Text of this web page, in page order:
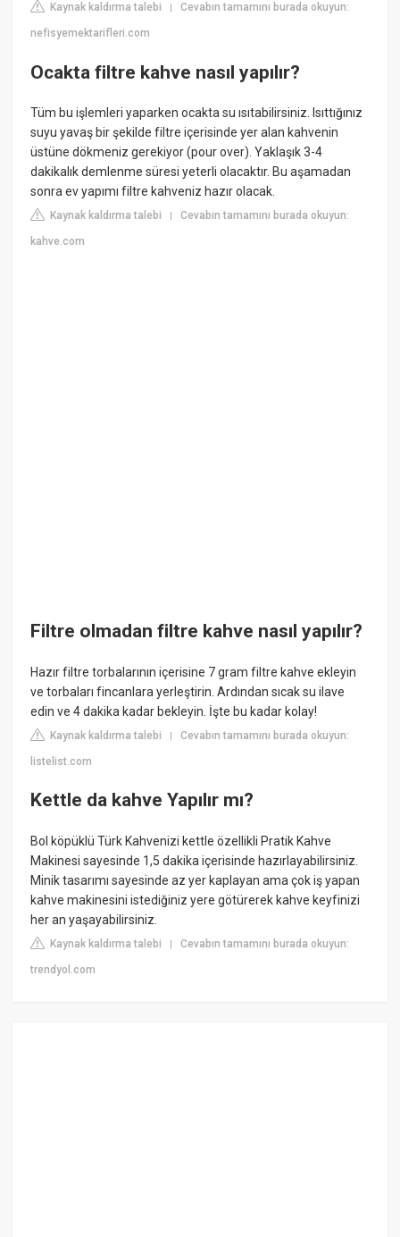
Kaynak kaldırma talebi |Cevabın tamamını burada okuyun:
nefisyemektarifleri.com
Ocakta filtre kahve nasıl yapılır?
Tüm bu işlemleri yaparken ocakta su ısıtabilirsiniz. Isıttığınız
suyu yavaş bir şekilde filtre içerisinde yer alan kahvenin
üstüne dökmeniz gerekiyor (pour over). Yaklaşık 3-4
dakikalık demlenme süresi yeterli olacaktır. Bu aşamadan
sonra ev yapımı filtre kahveniz hazır olacak.
Kaynak kaldırma talebi |Cevabın tamamını burada okuyun:
kahve.com
Filtre olmadan filtre kahve nasıl yapılır?
Hazır filtre torbalarının içerisine 7 gram filtre kahve ekleyin
ve torbaları fincanlara yerleştirin. Ardından sıcak su ilave
edin ve 4 dakika kadar bekleyin. İşte bu kadar kolay!
Kaynak kaldırma talebi |Cevabın tamamını burada okuyun:
listelist.com
Kettle da kahve Yapılır mı?
Bol köpüklü Türk Kahvenizi kettle özellikli Pratik Kahve
Makinesi sayesinde 1,5 dakika içerisinde hazırlayabilirsiniz.
Minik tasarımı sayesinde az yer kaplayan ama çok iş yapan
kahve makinesini istediğiniz yere götürerek kahve keyfinizi
her an yaşayabilirsiniz.
Kaynak kaldırma talebi |Cevabın tamamını burada okuyun:
trendyol.com